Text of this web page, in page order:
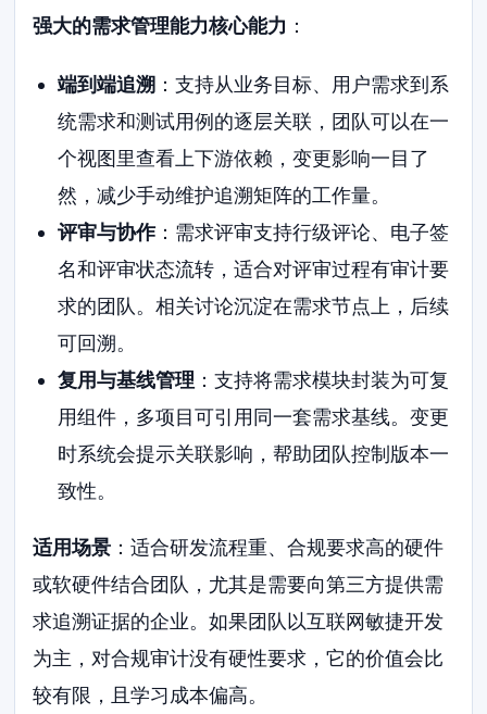
强大的需求管理能力核心能力 ：
端到端追溯：支持从业务目标、用户需求到系
统需求和测试用例的逐层关联，团队可以在一
个视图里查看上下游依赖，变更影响一目了
然，减少手动维护追溯矩阵的工作量。
评审与协作：需求评审支持行级评论、电子签
名和评审状态流转，适合对评审过程有审计要
求的团队。相关讨论沉淀在需求节点上，后续
可回溯。
复用与基线管理 ：支持将需求模块封装为可复
用组件，多项目可引用同一套需求基线。变更
时系统会提示关联影响，帮助团队控制版本一
致性。
适用场景 ：适合研发流程重、合规要求高的硬件
或软硬件结合团队，尤其是需要向第三方提供需
求追溯证据的企业。如果团队以互联网敏捷开发
为主，对合规审计没有硬性要求，它的价值会比
较有限，且学习成本偏高。